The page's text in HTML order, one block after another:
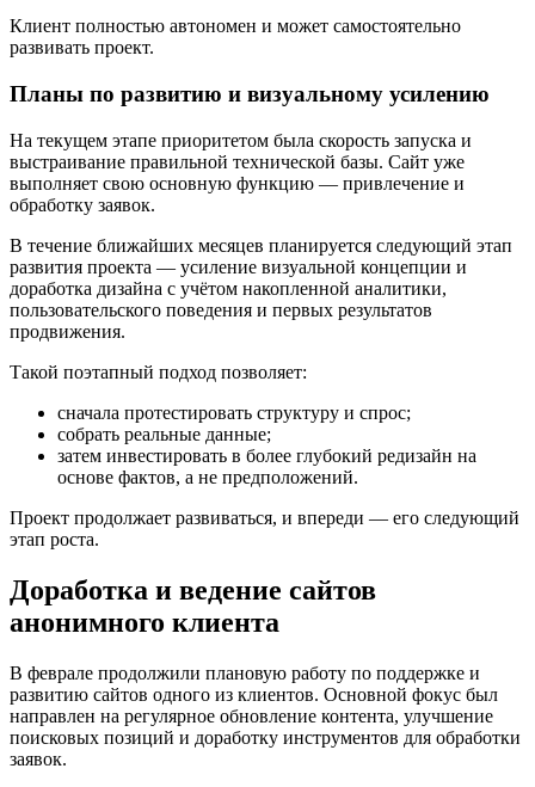
Клиент полностью автономен и может самостоятельно
развивать проект.
Планы по развитию и визуальному усилению
На текущем этапе приоритетом была скорость запуска и
выстраивание правильной технической базы. Сайт уже
выполняет свою основную функцию — привлечение и
обработку заявок.
В течение ближайших месяцев планируется следующий этап
развития проекта — усиление визуальной концепции и
доработка дизайна с учётом накопленной аналитики,
пользовательского поведения и первых результатов
продвижения.
Такой поэтапный подход позволяет:
сначала протестировать структуру и спрос;
собрать реальные данные;
затем инвестировать в более глубокий редизайн на
основе фактов, а не предположений.
Проект продолжает развиваться, и впереди — его следующий
этап роста.
Доработка и ведение сайтов
анонимного клиента
В феврале продолжили плановую работу по поддержке и
развитию сайтов одного из клиентов. Основной фокус был
направлен на регулярное обновление контента, улучшение
поисковых позиций и доработку инструментов для обработки
заявок.